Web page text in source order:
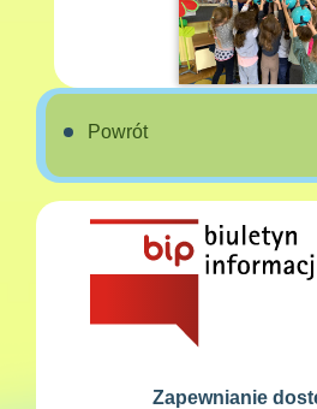
Powrót
Zapewnianie